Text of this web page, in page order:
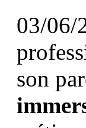
03/06/
son